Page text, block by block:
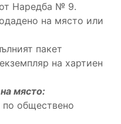
Наредба № 9.
на място или
пакет
на хартиен
място:
обществено